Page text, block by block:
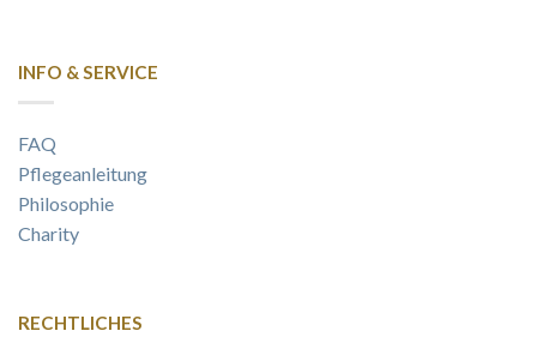
INFO & SERVICE
FAQ
Pflegeanleitung
Philosophie
Charity
RECHTLICHES